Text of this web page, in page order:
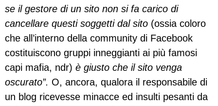
se il gestore di un sito non si fa carico di
cancellare questi soggetti dal sito (ossia coloro
che all’interno della community di Facebook
costituiscono gruppi inneggianti ai più famosi
capi mafia, ndr) è giusto che il sito venga
oscurato”. O, ancora, qualora il responsabile di
un blog ricevesse minacce ed insulti pesanti da